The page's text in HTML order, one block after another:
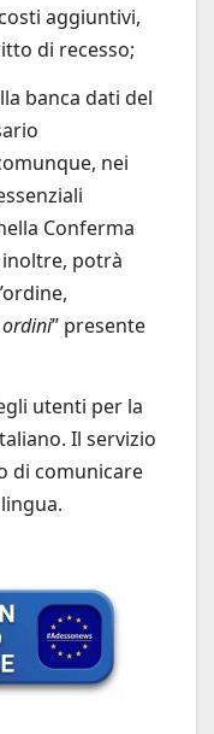
aggiuntivi,
di recesso;
banca dati del
nei
Conferma
inoltre, potrà
” presente
utenti per la
Il servizio
di comunicare